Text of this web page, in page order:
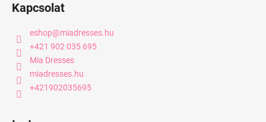
Kapcsolat
eshop@miadresses.hu
+421 902 035 695
Mia Dresses
miadresses.hu
+421902035695